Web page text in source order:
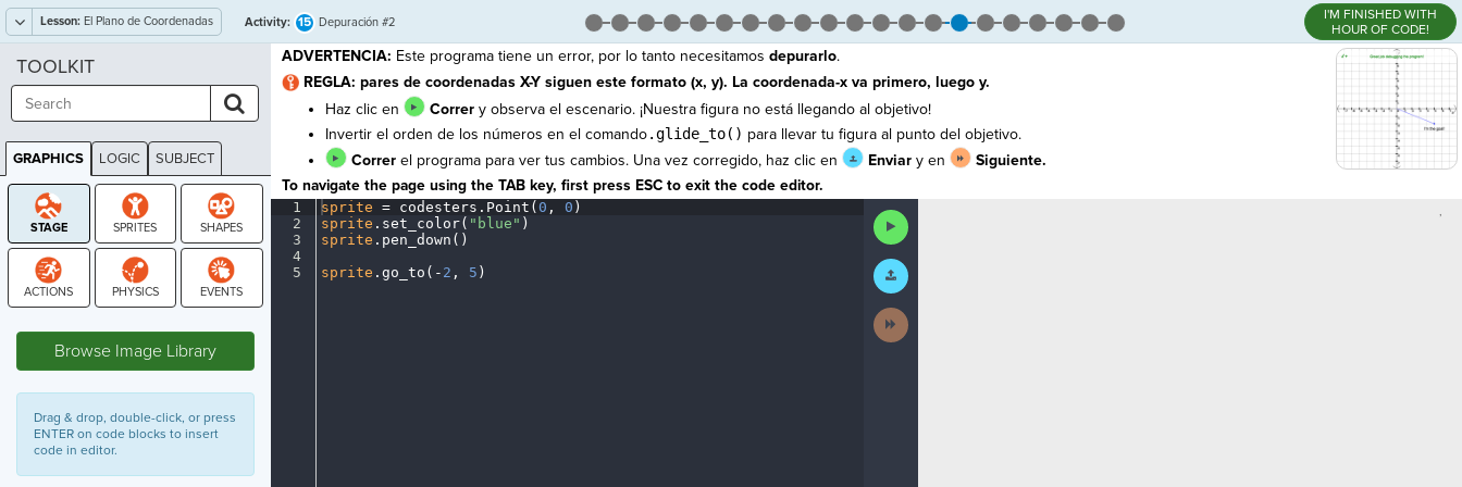
Lesson: El Plano de Coordenadas Activity: 15 Depuración #2
I'M FINISHED WITH
HOUR OF CODE!
ADVERTENCIA: Este programa tiene un error, por lo tanto necesitamos depurarlo.
REGLA: pares de coordenadas X-Y siguen este formato (x, y). La coordenada-x va primero, luego y.
Haz clic en
Correry observa el escenario. ¡Nuestra figura no está llegando al objetivo!
Invertir el orden de los números en el comando.glide_to() para llevar tu figura al punto del objetivo.
Correrel programa para ver tus cambios. Una vez corregido, haz clic en Enviary en
Siguiente.
To navigate the page using the TAB key, first press ESC to exit the code editor.
1
2
3
4
5
sprite =· codesters . Point( 0 , 0 )
sprite . set_color( "blue" )
sprite . pen_down()
sprite . go_to( - 2 , 5 )
Run
Code
Submit
Work
Next
Activity
,
TOOLKIT
GRAPHICS LOGIC SUBJECT
GRAPHICS
Browse Image Library
Drag & drop, double-click, or press
ENTER on code blocks to insert
code in editor.